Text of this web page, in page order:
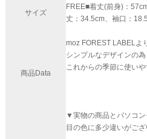
サイズ
FREE■着丈(前身)：
丈：34.5cm、袖口：
商品Data
moz FOREST LABELよ
シンプルなデザインの
これからの季節に使いや
▼実物の商品とパソコ
目の色に多少違いがござ